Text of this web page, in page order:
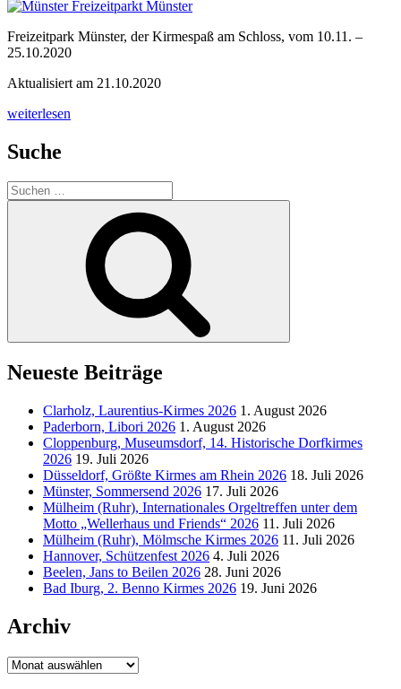
2021“
Freizeitpark Münster, der Kirmespaß am Schloss, vom 10.11. –
25.10.2020
Aktualisiert am 21.10.2020
„Münster,
Münster
2020“
weiterlesen
Suche
Suchen
nach:
Neueste Beiträge
Clarholz, Laurentius-Kirmes 2026 1. August 2026
Paderborn, Libori 2026 1. August 2026
Cloppenburg, Museumsdorf, 14. Historische Dorfkirmes
2026 19. Juli 2026
Düsseldorf, Größte Kirmes am Rhein 2026 18. Juli 2026
Münster, Sommersend 2026 17. Juli 2026
Mülheim (Ruhr), Internationales Orgeltreffen unter dem
Motto „Wellerhaus und Friends“ 2026 11. Juli 2026
Mülheim (Ruhr), Mölmsche Kirmes 2026 11. Juli 2026
Hannover, Schützenfest 2026 4. Juli 2026
Beelen, Jans to Beilen 2026 28. Juni 2026
Bad Iburg, 2. Benno Kirmes 2026 19. Juni 2026
Archiv
Archiv